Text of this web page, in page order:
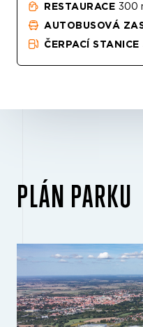
RESTAURACE 300
AUTOBUSOVÁ
ČERPACÍ STANICE
PLÁN PARKU